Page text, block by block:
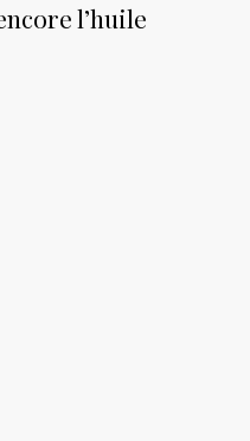
l’huile